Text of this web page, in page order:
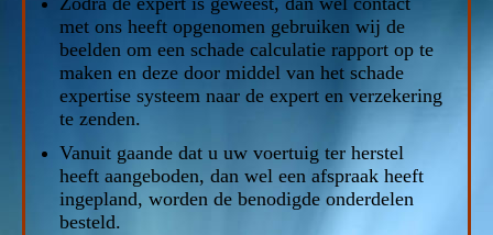
met ons heeft opgenomen gebruiken wij de
beelden om een schade calculatie rapport op te
maken en deze door middel van het schade
expertise systeem naar de expert en verzekering
te zenden.
Vanuit gaande dat u uw voertuig ter herstel
heeft aangeboden, dan wel een afspraak heeft
ingepland, worden de benodigde onderdelen
besteld.